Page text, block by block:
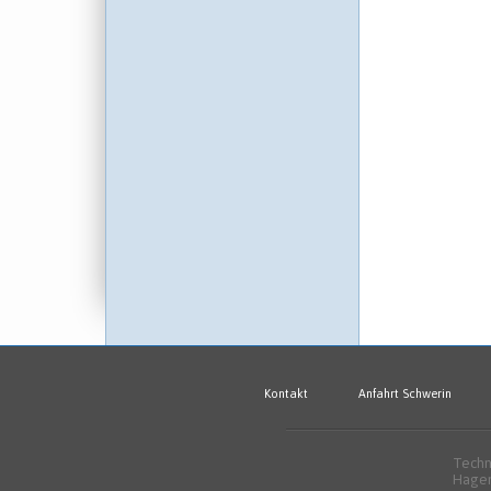
Kontakt Anfahrt Schwerin